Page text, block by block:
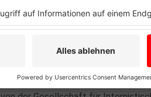
Anstieg gefährdet
Anzeige
Weil die Zahl der Corona-
bald eine Überlastung des